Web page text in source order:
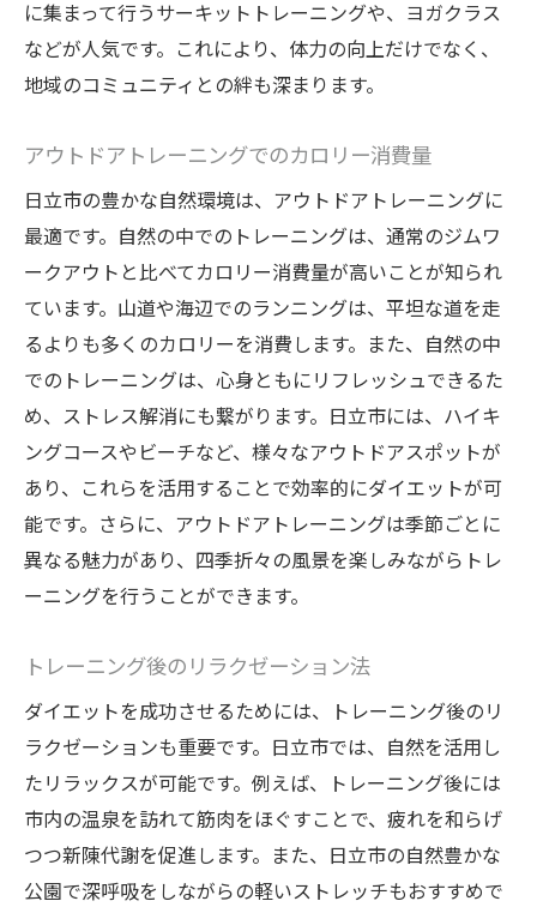
に集まって行うサーキットトレーニングや、ヨガクラス
などが人気です。これにより、体力の向上だけでなく、
地域のコミュニティとの絆も深まります。
アウトドアトレーニングでのカロリー消費量
日立市の豊かな自然環境は、アウトドアトレーニングに
最適です。自然の中でのトレーニングは、通常のジムワ
ークアウトと比べてカロリー消費量が高いことが知られ
ています。山道や海辺でのランニングは、平坦な道を走
るよりも多くのカロリーを消費します。また、自然の中
でのトレーニングは、心身ともにリフレッシュできるた
め、ストレス解消にも繋がります。日立市には、ハイキ
ングコースやビーチなど、様々なアウトドアスポットが
あり、これらを活用することで効率的にダイエットが可
能です。さらに、アウトドアトレーニングは季節ごとに
異なる魅力があり、四季折々の風景を楽しみながらトレ
ーニングを行うことができます。
トレーニング後のリラクゼーション法
ダイエットを成功させるためには、トレーニング後のリ
ラクゼーションも重要です。日立市では、自然を活用し
たリラックスが可能です。例えば、トレーニング後には
市内の温泉を訪れて筋肉をほぐすことで、疲れを和らげ
つつ新陳代謝を促進します。また、日立市の自然豊かな
公園で深呼吸をしながらの軽いストレッチもおすすめで